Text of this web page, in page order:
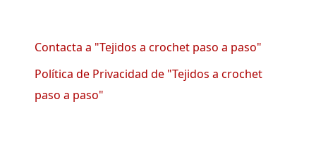
Contacta a "Tejidos a crochet paso a paso"
Política de Privacidad de "Tejidos a crochet
paso a paso"